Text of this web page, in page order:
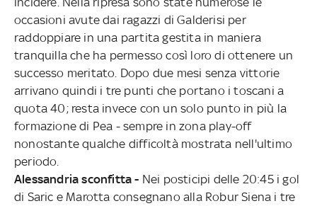
occasioni avute dai ragazzi di Galderisi per
raddoppiare in una partita gestita in maniera
tranquilla che ha permesso così loro di ottenere un
successo meritato. Dopo due mesi senza vittorie
arrivano quindi i tre punti che portano i toscani a
quota 40; resta invece con un solo punto in più la
formazione di Pea - sempre in zona play-off
nonostante qualche difficoltà mostrata nell'ultimo
periodo.
Alessandria sconfitta - Nei posticipi delle 20:45 i gol
di Saric e Marotta consegnano alla Robur Siena i tre